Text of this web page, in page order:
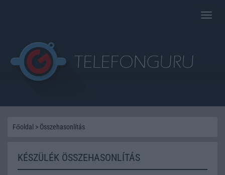
Toggle
Főoldal > Összehasonlítás
KÉSZÜLÉK ÖSSZEHASONLÍTÁS